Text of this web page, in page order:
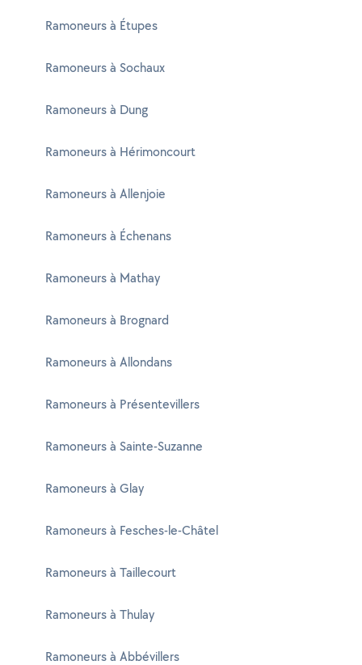
Ramoneurs à Étupes
Ramoneurs à Sochaux
Ramoneurs à Dung
Ramoneurs à Hérimoncourt
Ramoneurs à Allenjoie
Ramoneurs à Échenans
Ramoneurs à Mathay
Ramoneurs à Brognard
Ramoneurs à Allondans
Ramoneurs à Présentevillers
Ramoneurs à Sainte-Suzanne
Ramoneurs à Glay
Ramoneurs à Fesches-le-Châtel
Ramoneurs à Taillecourt
Ramoneurs à Thulay
Ramoneurs à Abbévillers